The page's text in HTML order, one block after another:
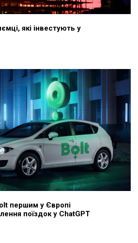
які інвестують у
першим у Європі
поїздок у ChatGPT